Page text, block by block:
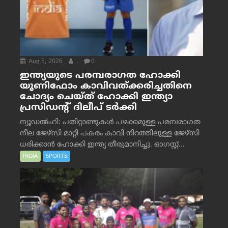
Aug 5, 2026 . 0
ഇന്ത്യയുടെ പരമ്പരാഗത ഹോക്കി
യൂണിഫോം കാവിവത്ക്കരിച്ചതിനെ
ചോദ്യം ചെയ്ത് ഹോക്കി ഇന്ത്യാ
പ്രസിഡന്റ് ദിലീപ് ടര്‍ക്കി
ന്യൂഡൽഹി: പതിറ്റാണ്ടുകൾ പഴക്കമുള്ള പരമ്പരാഗത
നീല ജേഴ്‌സി മാറ്റി പകരം കാവി നിറത്തിലുള്ള ജേഴ്‌സി
ധരിക്കാൻ ഹോക്കി ഇന്ത്യ തീരുമാനിച്ചു. ഓഗസ്റ്റ്...
INDIA SPORTS